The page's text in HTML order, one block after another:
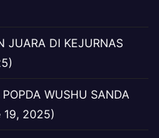
JUARA DI KEJURNAS
WUSHU SANDA
19, 2025)